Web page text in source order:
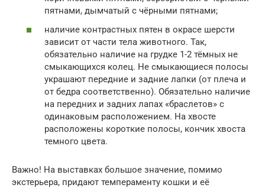
пятнами, дымчатый с чёрными пятнами;
наличие контрастных пятен в окрасе шерсти
зависит от части тела животного. Так,
обязательно наличие на грудке 1-2 тёмных не
смыкающихся колец. Не смыкающиеся полосы
украшают передние и задние лапки (от плеча и
от бедра соответственно). Обязательно наличие
на передних и задних лапах «браслетов» с
одинаковым расположением. На хвосте
расположены короткие полосы, кончик хвоста
темного цвета.
Важно! На выставках большое значение, помимо
экстерьера, придают темпераменту кошки и её